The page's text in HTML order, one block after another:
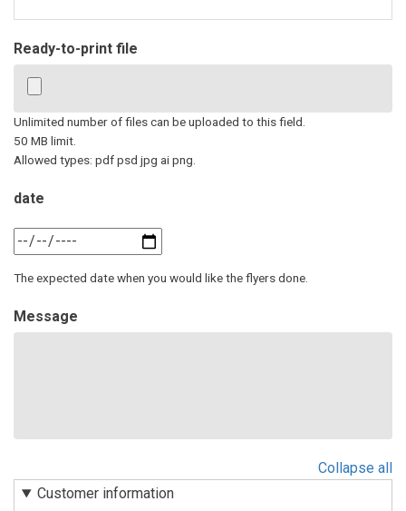
Ready-to-print file
Unlimited number of files can be uploaded to this field.
50 MB limit.
Allowed types: pdf psd jpg ai png.
date
date:
วัน
ที่
The expected date when you would like the flyers done.
Message
Collapse all
Customer information